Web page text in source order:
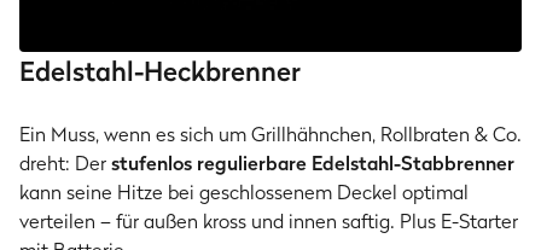
Edelstahl-Heckbrenner
Ein Muss, wenn es sich um Grillhähnchen, Rollbraten & Co.
dreht: Derstufenlos regulierbare Edelstahl-Stabbrenner
kann seine Hitze bei geschlossenem Deckel optimal
verteilen – für außen kross und innen saftig. Plus E-Starter